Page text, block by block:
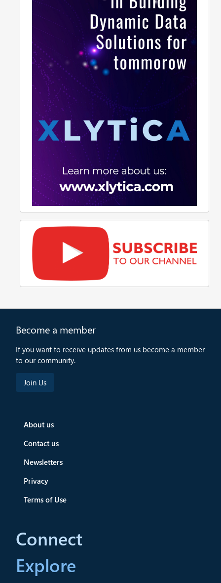
Become a member
If you want to receive updates from us become a member
to our community.
About us
Contact us
Newsletters
Privacy
Terms of Use
Connect
Explore